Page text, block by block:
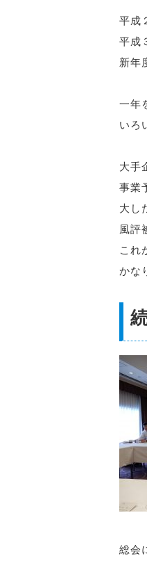
平成
平成
新年
一年
いろ
大手
事業
大し
風評
これ
かな
総会